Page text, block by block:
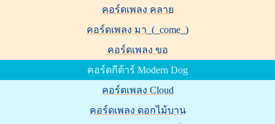
คอร์ดเพลง คลาย
คอร์ดเพลง มา_(_come_)
คอร์ดเพลง ขอ
คอร์ดกีต้าร์ Modern Dog
คอร์ดเพลง Cloud
คอร์ดเพลง ดอกไม้บาน